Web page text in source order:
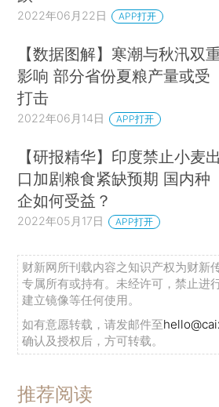
2022年06月22日 APP打开
【数据图解】寒潮与秋汛双
影响 部分省份夏粮产量或受
打击
2022年06月14日 APP打开
【研报精华】印度禁止小麦出
口加剧粮食紧缺预期 国内种
企如何受益？
2022年05月17日 APP打开
财新网所刊载内容之知识产权为财新
专属所有或持有。未经许可，禁止进
建立镜像等任何使用。
如有意愿转载，请发邮件至
确认及授权后，方可转载。
推荐阅读